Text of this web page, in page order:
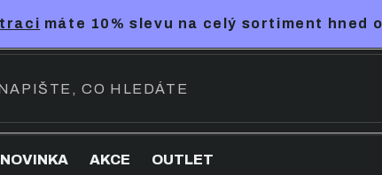
máte 10% slevu na celý sortiment hned
NOVINKA AKCE OUTLET